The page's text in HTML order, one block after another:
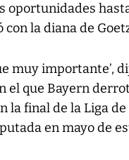
oportunidades
con la diana de
muy importante’,
el que Bayern
la final de la Liga de
en mayo de